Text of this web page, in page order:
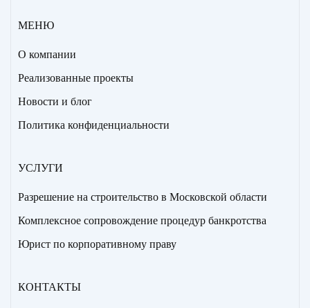
МЕНЮ
О компании
Реализованные проекты
Новости и блог
Политика конфиденциальности
УСЛУГИ
Разрешение на строительство в Московской области
Комплексное сопровождение процедур банкротства
Юрист по корпоративному праву
КОНТАКТЫ